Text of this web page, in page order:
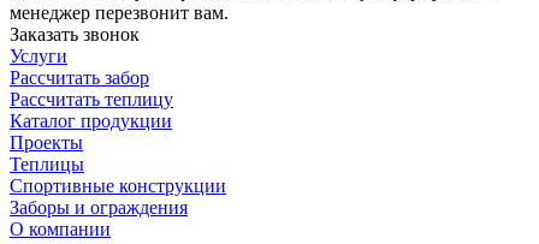
менеджер перезвонит вам.
Заказать звонок
Услуги
Рассчитать забор
Рассчитать теплицу
Каталог продукции
Проекты
Теплицы
Спортивные конструкции
Заборы и ограждения
О компании